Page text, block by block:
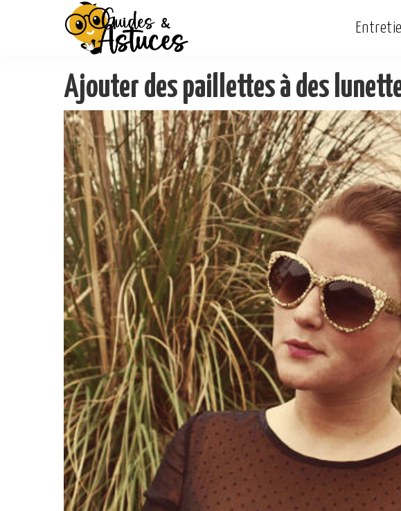
Ajouter des paillettes à des